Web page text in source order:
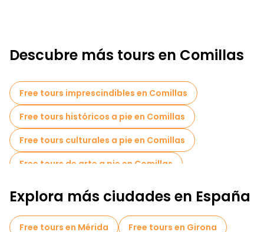
Descubre más tours en Comillas
Free tours imprescindibles en Comillas
Free tours históricos a pie en Comillas
Free tours culturales a pie en Comillas
Free tours de arte a pie en Comillas
Free tours a pie para familias en Comillas
Explora más ciudades en España
Free tours en Mérida
Free tours en Girona